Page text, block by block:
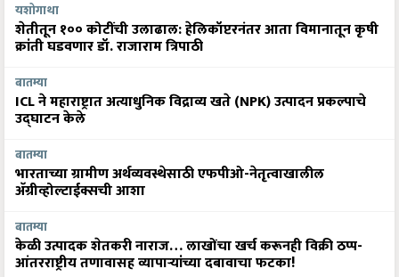
यशोगाथा
शेतीतून १०० कोटींची उलाढाल: हेलिकॉप्टरनंतर आता विमानातून कृषी
क्रांती घडवणार डॉ. राजाराम त्रिपाठी
बातम्या
ICL ने महाराष्ट्रात अत्याधुनिक विद्राव्य खते (NPK) उत्पादन प्रकल्पाचे
उद्घाटन केले
बातम्या
भारताच्या ग्रामीण अर्थव्यवस्थेसाठी एफपीओ-नेतृत्वाखालील
अ‍ॅग्रीव्होल्टाईक्सची आशा
बातम्या
केळी उत्पादक शेतकरी नाराज… लाखोंचा खर्च करूनही विक्री ठप्प-
आंतरराष्ट्रीय तणावासह व्यापाऱ्यांच्या दबावाचा फटका!